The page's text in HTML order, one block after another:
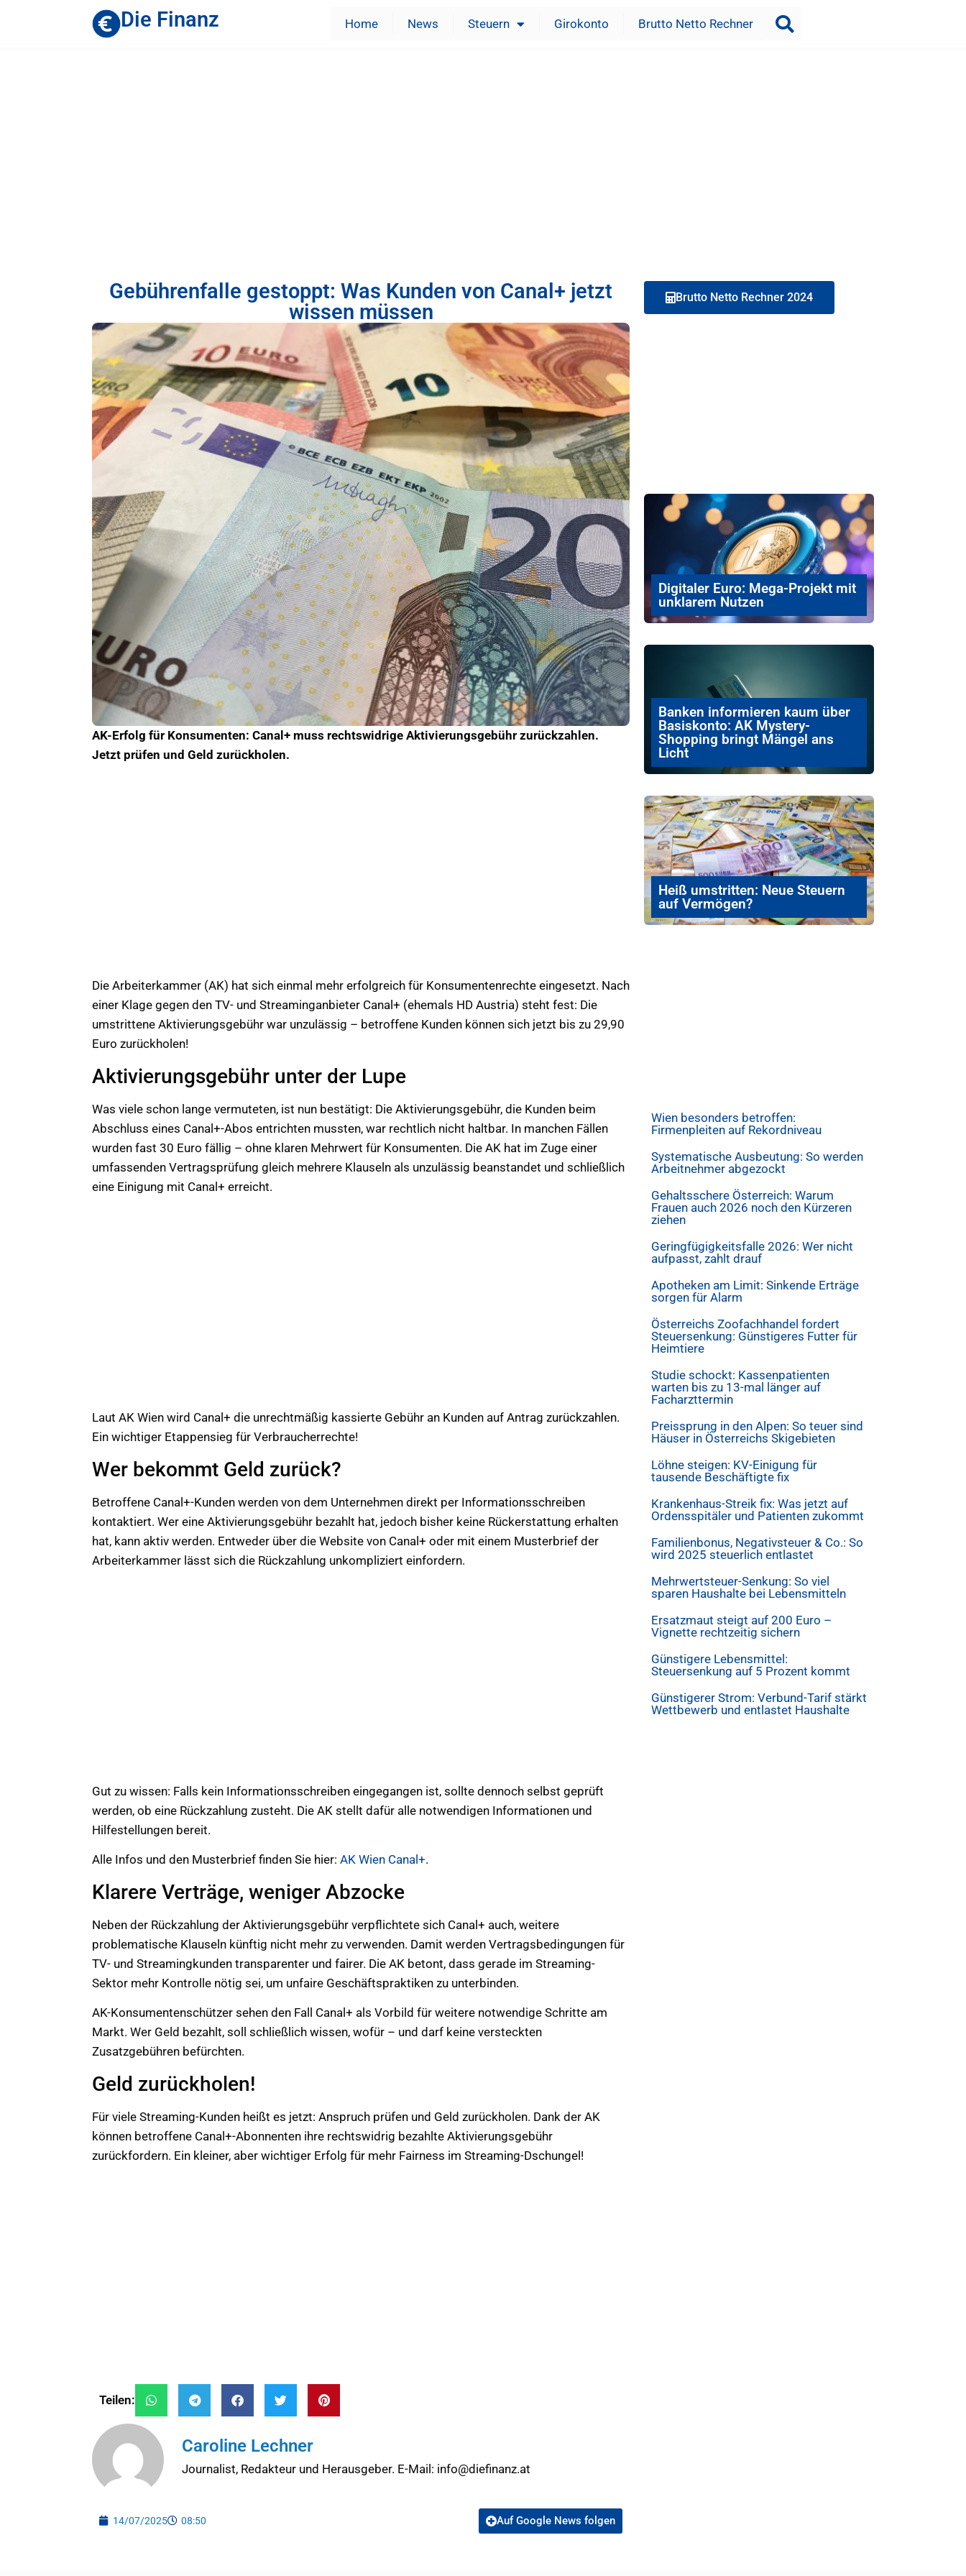
Die Finanz Home News Steuern Girokonto Brutto Netto Rechner
Gebührenfalle gestoppt: Was Kunden von Canal+ jetzt
wissen müssen
AK-Erfolg für Konsumenten: Canal+ muss rechtswidrige Aktivierungsgebühr zurückzahlen.
Jetzt prüfen und Geld zurückholen.
Die Arbeiterkammer (AK) hat sich einmal mehr erfolgreich für Konsumentenrechte eingesetzt. Nach
einer Klage gegen den TV- und Streaminganbieter Canal+ (ehemals HD Austria) steht fest: Die
umstrittene Aktivierungsgebühr war unzulässig – betroffene Kunden können sich jetzt bis zu 29,90
Euro zurückholen!
Aktivierungsgebühr unter der Lupe
Was viele schon lange vermuteten, ist nun bestätigt: Die Aktivierungsgebühr, die Kunden beim
Abschluss eines Canal+-Abos entrichten mussten, war rechtlich nicht haltbar. In manchen Fällen
wurden fast 30 Euro fällig – ohne klaren Mehrwert für Konsumenten. Die AK hat im Zuge einer
umfassenden Vertragsprüfung gleich mehrere Klauseln als unzulässig beanstandet und schließlich
eine Einigung mit Canal+ erreicht.
Laut AK Wien wird Canal+ die unrechtmäßig kassierte Gebühr an Kunden auf Antrag zurückzahlen.
Ein wichtiger Etappensieg für Verbraucherrechte!
Wer bekommt Geld zurück?
Betroffene Canal+-Kunden werden von dem Unternehmen direkt per Informationsschreiben
kontaktiert. Wer eine Aktivierungsgebühr bezahlt hat, jedoch bisher keine Rückerstattung erhalten
hat, kann aktiv werden. Entweder über die Website von Canal+ oder mit einem Musterbrief der
Arbeiterkammer lässt sich die Rückzahlung unkompliziert einfordern.
Gut zu wissen: Falls kein Informationsschreiben eingegangen ist, sollte dennoch selbst geprüft
werden, ob eine Rückzahlung zusteht. Die AK stellt dafür alle notwendigen Informationen und
Hilfestellungen bereit.
Alle Infos und den Musterbrief finden Sie hier: AK Wien Canal+.
Klarere Verträge, weniger Abzocke
Neben der Rückzahlung der Aktivierungsgebühr verpflichtete sich Canal+ auch, weitere
problematische Klauseln künftig nicht mehr zu verwenden. Damit werden Vertragsbedingungen für
TV- und Streamingkunden transparenter und fairer. Die AK betont, dass gerade im Streaming-
Sektor mehr Kontrolle nötig sei, um unfaire Geschäftspraktiken zu unterbinden.
AK-Konsumentenschützer sehen den Fall Canal+ als Vorbild für weitere notwendige Schritte am
Markt. Wer Geld bezahlt, soll schließlich wissen, wofür – und darf keine versteckten
Zusatzgebühren befürchten.
Geld zurückholen!
Für viele Streaming-Kunden heißt es jetzt: Anspruch prüfen und Geld zurückholen. Dank der AK
können betroffene Canal+-Abonnenten ihre rechtswidrig bezahlte Aktivierungsgebühr
zurückfordern. Ein kleiner, aber wichtiger Erfolg für mehr Fairness im Streaming-Dschungel!
Teilen:
Caroline Lechner
Journalist, Redakteur und Herausgeber. E-Mail: info@diefinanz.at
14/07/2025 08:50 Auf Google News folgen
Brutto Netto Rechner 2024
Digitaler Euro: Mega-Projekt mit
unklarem Nutzen
Banken informieren kaum über
Basiskonto: AK Mystery-
Shopping bringt Mängel ans
Licht
Heiß umstritten: Neue Steuern
auf Vermögen?
Wien besonders betroffen:
Firmenpleiten auf Rekordniveau
Systematische Ausbeutung: So werden
Arbeitnehmer abgezockt
Gehaltsschere Österreich: Warum
Frauen auch 2026 noch den Kürzeren
ziehen
Geringfügigkeitsfalle 2026: Wer nicht
aufpasst, zahlt drauf
Apotheken am Limit: Sinkende Erträge
sorgen für Alarm
Österreichs Zoofachhandel fordert
Steuersenkung: Günstigeres Futter für
Heimtiere
Studie schockt: Kassenpatienten
warten bis zu 13-mal länger auf
Facharzttermin
Preissprung in den Alpen: So teuer sind
Häuser in Österreichs Skigebieten
Löhne steigen: KV-Einigung für
tausende Beschäftigte fix
Krankenhaus-Streik fix: Was jetzt auf
Ordensspitäler und Patienten zukommt
Familienbonus, Negativsteuer & Co.: So
wird 2025 steuerlich entlastet
Mehrwertsteuer-Senkung: So viel
sparen Haushalte bei Lebensmitteln
Ersatzmaut steigt auf 200 Euro –
Vignette rechtzeitig sichern
Günstigere Lebensmittel:
Steuersenkung auf 5 Prozent kommt
Günstigerer Strom: Verbund-Tarif stärkt
Wettbewerb und entlastet Haushalte